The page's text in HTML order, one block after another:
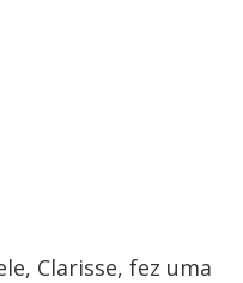
Clarisse, fez uma